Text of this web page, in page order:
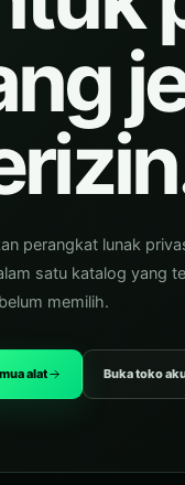
perangkat lunak
satu katalog yang
memilih.
alat Buka toko